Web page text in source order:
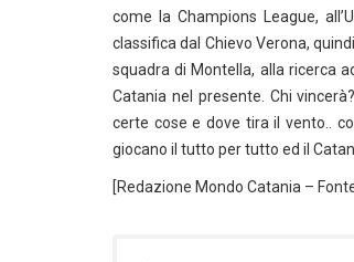
come la Champions League,
classifica dal Chievo Verona,
squadra di Montella, alla ricerca
Catania nel presente. Chi
certe cose e dove tira il vento..
giocano il tutto per tutto ed il
[Redazione Mondo Catania –